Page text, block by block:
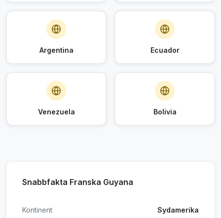
Argentina Ecuador
Venezuela Bolivia
Snabbfakta Franska Guyana
Kontinent Sydamerika